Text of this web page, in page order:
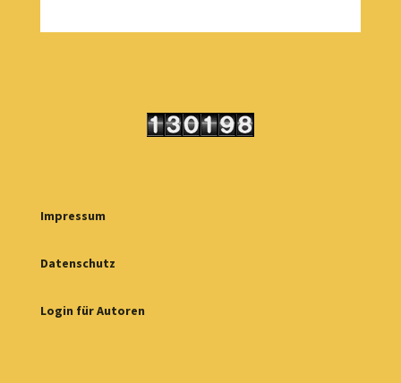
Impressum
Datenschutz
Login für Autoren